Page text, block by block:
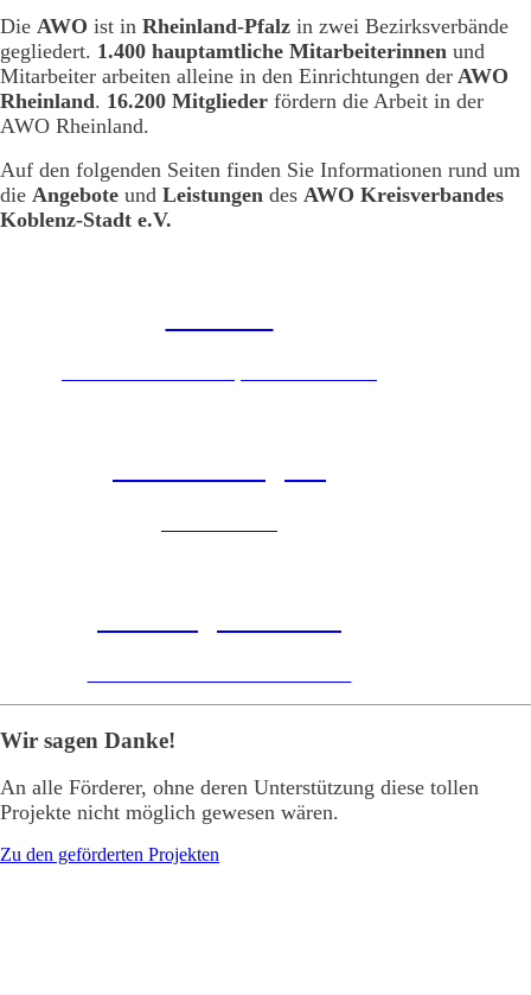
Die AWO ist in Rheinland-Pfalz in zwei Bezirksverbände
gegliedert. 1.400 hauptamtliche Mitarbeiterinnen und
Mitarbeiter arbeiten alleine in den Einrichtungen der AWO
Rheinland. 16.200 Mitglieder fördern die Arbeit in der
AWO Rheinland.
Auf den folgenden Seiten finden Sie Informationen rund um
die Angebote und Leistungen des AWO Kreisverbandes
Koblenz-Stadt e.V.
Wir sagen Danke!
An alle Förderer, ohne deren Unterstützung diese tollen
Projekte nicht möglich gewesen wären.
Zu den geförderten Projekten